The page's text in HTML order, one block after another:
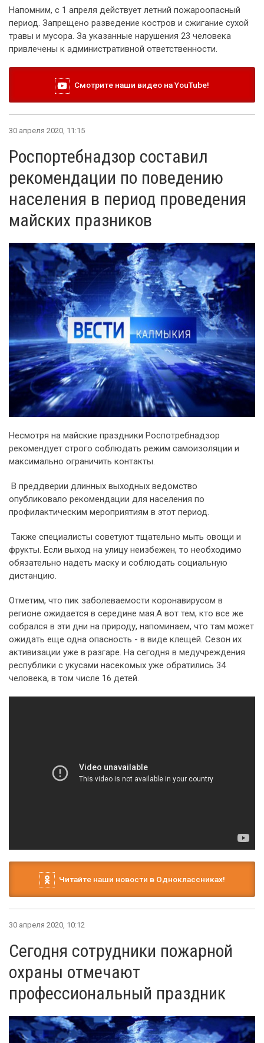
Напомним, с 1 апреля действует летний пожароопасный
период. Запрещено разведение костров и сжигание сухой
травы и мусора. За указанные нарушения 23 человека
привлечены к административной ответственности.
Смотрите наши видео на YouTube!
30 апреля 2020, 11:15
Роспортебнадзор составил
рекомендации по поведению
населения в период проведения
майских празников
Несмотря на майские праздники Роспотребнадзор
рекомендует строго соблюдать режим самоизоляции и
максимально ограничить контакты.
В преддверии длинных выходных ведомство
опубликовало рекомендации для населения по
профилактическим мероприятиям в этот период.
Также специалисты советуют тщательно мыть овощи и
фрукты. Если выход на улицу неизбежен, то необходимо
обязательно надеть маску и соблюдать социальную
дистанцию.
Отметим, что пик заболеваемости коронавирусом в
регионе ожидается в середине мая.А вот тем, кто все же
собрался в эти дни на природу, напоминаем, что там может
ожидать еще одна опасность - в виде клещей. Сезон их
активизации уже в разгаре. На сегодня в медучреждения
республики с укусами насекомых уже обратились 34
человека, в том числе 16 детей.
Читайте наши новости в Одноклассниках!
30 апреля 2020, 10:12
Сегодня сотрудники пожарной
охраны отмечают
профессиональный праздник